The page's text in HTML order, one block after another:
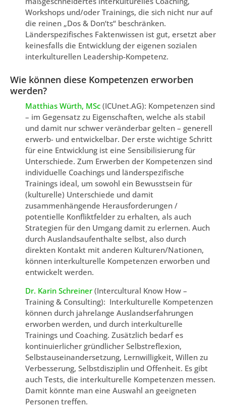
Workshops und/oder Trainings, die sich nicht nur auf
die reinen „Dos & Don‘ts“ beschränken.
Länderspezifisches Faktenwissen ist gut, ersetzt aber
keinesfalls die Entwicklung der eigenen sozialen
interkulturellen Leadership-Kompetenz.
Wie können diese Kompetenzen erworben
werden?
Matthias Würth, MSc (ICUnet.AG): Kompetenzen sind
– im Gegensatz zu Eigenschaften, welche als stabil
und damit nur schwer veränderbar gelten – generell
erwerb- und entwickelbar. Der erste wichtige Schritt
für eine Entwicklung ist eine Sensibilisierung für
Unterschiede. Zum Erwerben der Kompetenzen sind
individuelle Coachings und länderspezifische
Trainings ideal, um sowohl ein Bewusstsein für
(kulturelle) Unterschiede und damit
zusammenhängende Herausforderungen /
potentielle Konfliktfelder zu erhalten, als auch
Strategien für den Umgang damit zu erlernen. Auch
durch Auslandsaufenthalte selbst, also durch
direkten Kontakt mit anderen Kulturen/Nationen,
können interkulturelle Kompetenzen erworben und
entwickelt werden.
Dr. Karin Schreiner (Intercultural Know How –
Training & Consulting): Interkulturelle Kompetenzen
können durch jahrelange Auslandserfahrungen
erworben werden, und durch interkulturelle
Trainings und Coaching. Zusätzlich bedarf es
kontinuierlicher gründlicher Selbstreflexion,
Selbstauseinandersetzung, Lernwilligkeit, Willen zu
Verbesserung, Selbstdisziplin und Offenheit. Es gibt
auch Tests, die interkulturelle Kompetenzen messen.
Damit könnte man eine Auswahl an geeigneten
Personen treffen.